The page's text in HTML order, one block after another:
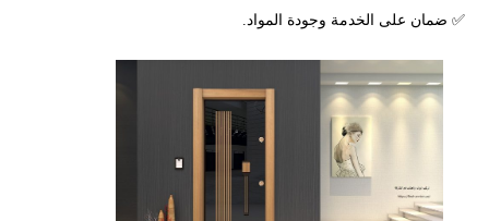
✅ ضمان على الخدمة وجودة المواد.